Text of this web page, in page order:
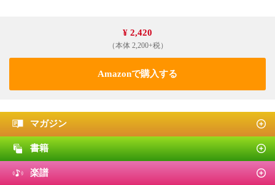
¥ 2,420
（本体 2,200+税）
Amazonで購入する
マガジン
書籍
楽譜